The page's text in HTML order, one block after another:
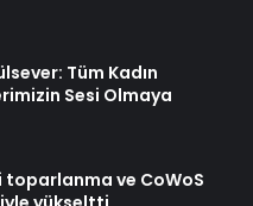
Tüm Kadın
Sesi Olmaya
toparlanma ve CoWoS